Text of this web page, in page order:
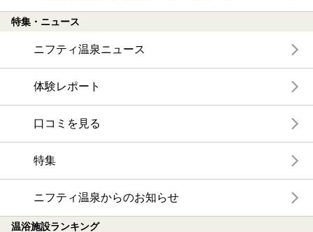
特集・ニュース
ニフティ温泉ニュース
体験レポート
口コミを見る
特集
ニフティ温泉からのお知らせ
温浴施設ランキング